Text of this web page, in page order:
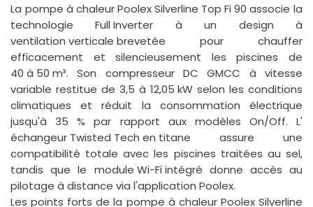
La pompe à chaleur Poolex Silverline Top Fi 90 associe la
technologieFull Inverter à un design à
ventilation verticale brevetée pour chauffer
efficacement et silencieusement les piscines de
40 à 50 m³. Son compresseur DC GMCC à vitesse
variable restitue de 3,5 à 12,05 kW selon les conditions
climatiques et réduit la consommation électrique
jusqu'à 35 % par rapport aux modèles On/Off. L'
échangeur Twisted Tech en titane assure une
compatibilité totale avec les piscines traitées au sel,
tandis que le module Wi-Fi intégré donne accès au
pilotage à distance via l'application Poolex.
Les points forts de la pompe à chaleur Poolex Silverline